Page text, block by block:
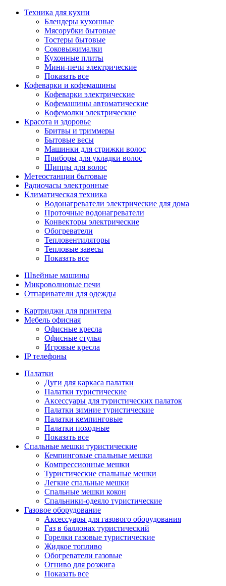
Техника для кухни
Блендеры кухонные
Мясорубки бытовые
Тостеры бытовые
Соковыжималки
Кухонные плиты
Мини-печи электрические
Показать все
Кофеварки и кофемашины
Кофеварки электрические
Кофемашины автоматические
Кофемолки электрические
Красота и здоровье
Бритвы и триммеры
Бытовые весы
Машинки для стрижки волос
Приборы для укладки волос
Щипцы для волос
Метеостанции бытовые
Радиочасы электронные
Климатическая техника
Водонагреватели электрические для дома
Проточные водонагреватели
Конвекторы электрические
Обогреватели
Тепловентиляторы
Тепловые завесы
Показать все
Швейные машины
Микроволновые печи
Отпариватели для одежды
Картриджи для принтера
Мебель офисная
Офисные кресла
Офисные стулья
Игровые кресла
IP телефоны
Палатки
Дуги для каркаса палатки
Палатки туристические
Аксессуары для туристических палаток
Палатки зимние туристические
Палатки кемпинговые
Палатки походные
Показать все
Спальные мешки туристические
Кемпинговые спальные мешки
Компрессионные мешки
Туристические спальные мешки
Легкие спальные мешки
Спальные мешки кокон
Спальники-одеяло туристические
Газовое оборудование
Аксессуары для газового оборудования
Газ в баллонах туристический
Горелки газовые туристические
Жидкое топливо
Обогреватели газовые
Огниво для розжига
Показать все